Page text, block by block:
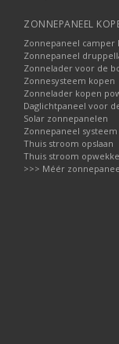
ZONNEPANEEL
Zonnepaneel camper
Zonnepaneel
Zonnelader voor de
Zonnesysteem kopen
Zonnelader kopen
Daglichtpaneel voor
Solar zonnepanelen
Zonnepaneel
Thuis stroom opslaan
Thuis stroom
>>> Méér